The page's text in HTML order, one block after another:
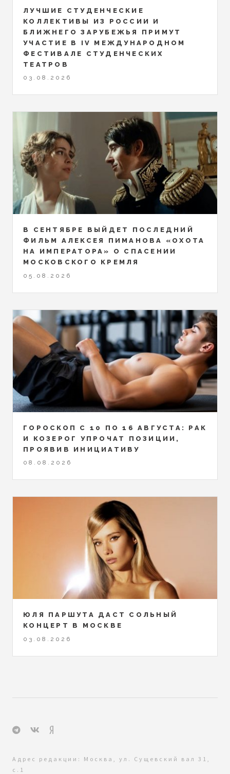
ЛУЧШИЕ СТУДЕНЧЕСКИЕ
КОЛЛЕКТИВЫ ИЗ РОССИИ И
БЛИЖНЕГО ЗАРУБЕЖЬЯ ПРИМУТ
УЧАСТИЕ В IV МЕЖДУНАРОДНОМ
ФЕСТИВАЛЕ СТУДЕНЧЕСКИХ
ТЕАТРОВ
03.08.2026
В СЕНТЯБРЕ ВЫЙДЕТ ПОСЛЕДНИЙ
ФИЛЬМ АЛЕКСЕЯ ПИМАНОВА «ОХОТА
НА ИМПЕРАТОРА» О СПАСЕНИИ
МОСКОВСКОГО КРЕМЛЯ
05.08.2026
ГОРОСКОП С 10 ПО 16 АВГУСТА: РАК
И КОЗЕРОГ УПРОЧАТ ПОЗИЦИИ,
ПРОЯВИВ ИНИЦИАТИВУ
08.08.2026
ЮЛЯ ПАРШУТА ДАСТ СОЛЬНЫЙ
КОНЦЕРТ В МОСКВЕ
03.08.2026
Адрес редакции: Москва, ул. Сущевский вал 31,
с.1